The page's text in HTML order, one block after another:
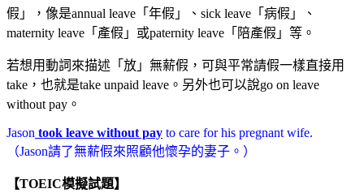
假」，像是annual leave「年假」、sick leave「病假」、
maternity leave「產假」或paternity leave「陪產假」等。
若想用動詞來描述「放」無薪假，可與平常請假一樣直接用
take，也就是take unpaid leave。另外也可以說go on leave
without pay。
Jason took leave without pay to care for his pregnant wife.
（Jason請了無薪假來照顧他懷孕的妻子。）
【TOEIC模擬試題】